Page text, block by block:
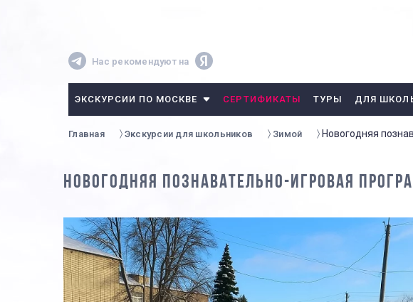
Нас рекомендуют на
ЭКСКУРСИИ ПО МОСКВЕ СЕРТИФИКАТЫ ТУРЫ ДЛЯ
Главная Экскурсии для школьников Зимой Новогодняя
НОВОГОДНЯЯ ПОЗНАВАТЕЛЬНО-ИГРОВАЯ